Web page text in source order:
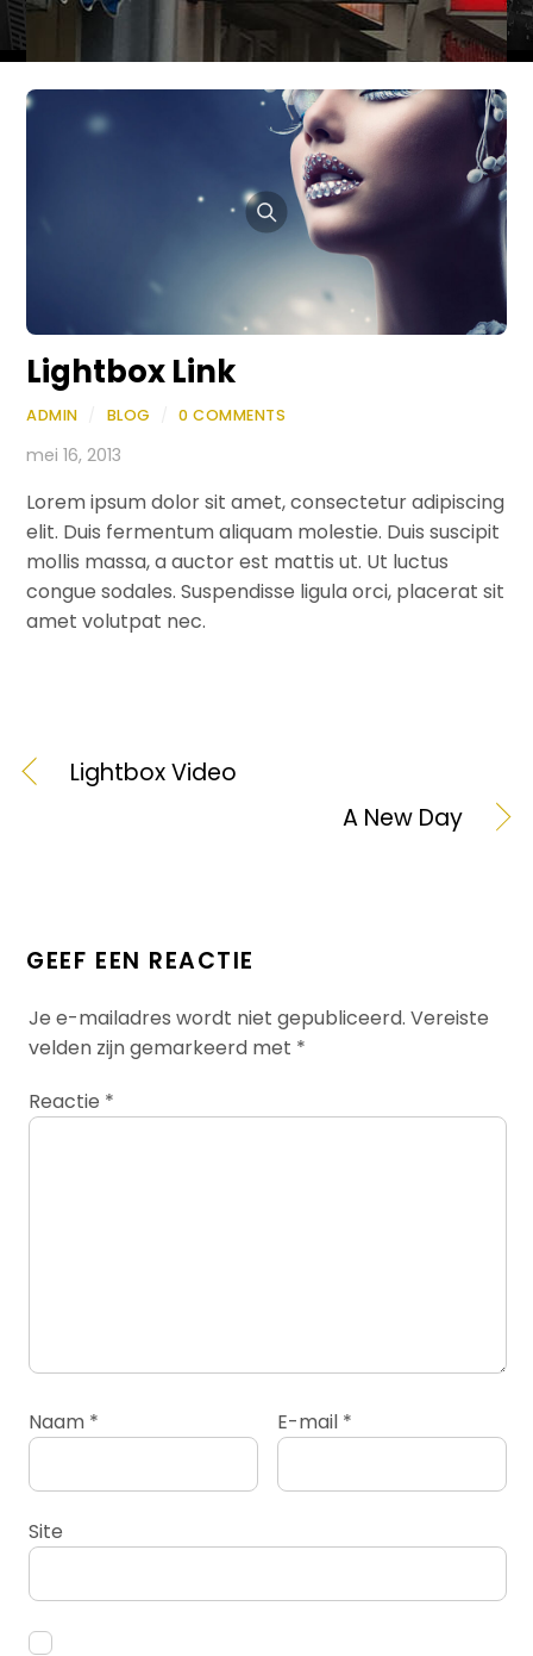
Lightbox Link
ADMIN BLOG 0 COMMENTS
mei 16, 2013
Lorem ipsum dolor sit amet, consectetur adipiscing
elit. Duis fermentum aliquam molestie. Duis suscipit
mollis massa, a auctor est mattis ut. Ut luctus
congue sodales. Suspendisse ligula orci, placerat sit
amet volutpat nec.
Lightbox Video
A New Day
GEEF EEN REACTIE
Je e-mailadres wordt niet gepubliceerd. Vereiste
velden zijn gemarkeerd met *
Reactie *
Naam * E-mail *
Site